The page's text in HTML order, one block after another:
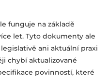
funguje na základě
let. Tyto dokumenty ale
ani aktuální praxi
chybí aktualizované
povinností, které